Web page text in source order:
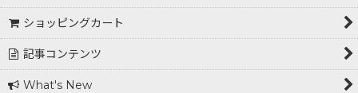
ショッピングカート
記事コンテンツ
What's New